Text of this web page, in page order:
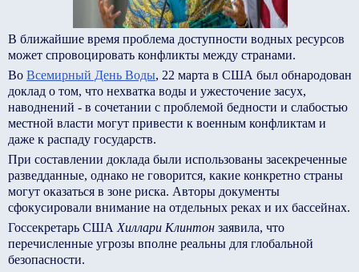
В ближайшие время проблема доступности водных ресурсов
может спровоцировать конфликты между странами.
Во Всемирный День Воды, 22 марта в США был обнародован
доклад о том, что нехватка воды и ужесточение засух,
наводнений - в сочетании с проблемой бедности и слабостью
местной власти могут привести к военным конфликтам и
даже к распаду государств.
При составлении доклада были использованы засекреченные
разведданные, однако не говорится, какие конкретно страны
могут оказаться в зоне риска. Авторы документы
сфокусировали внимание на отдельных реках и их бассейнах.
Госсекретарь США Хиллари Клинтон заявила, что
перечисленные угрозы вполне реальны для глобальной
безопасности.